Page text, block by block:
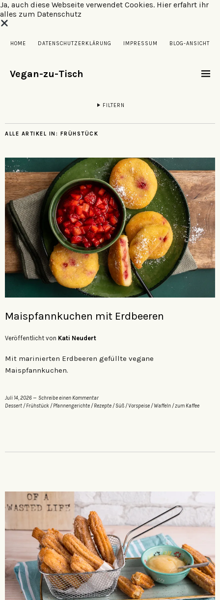
Ja, auch diese Webseite verwendet Cookies. Hier erfahrt ihr
alles zum Datenschutz
HOME DATENSCHUTZERKLÄRUNG IMPRESSUM BLOG-ANSICHT
Vegan-zu-Tisch
FILTERN
ALLE ARTIKEL IN: FRÜHSTÜCK
Maispfannkuchen mit Erdbeeren
Veröffentlicht von Kati Neudert
Mit marinierten Erdbeeren gefüllte vegane
Maispfannkuchen.
Juli 14, 2026
Schreibe einen Kommentar
Dessert /Frühstück /Pfannengerichte /Rezepte /Süß /Vorspeise /Waffeln /zum Kaffee